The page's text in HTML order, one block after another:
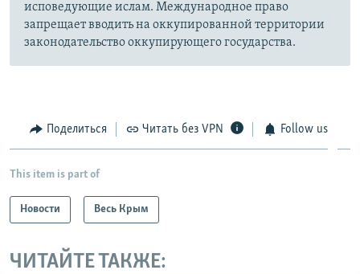
исповедующие ислам. Международное право
запрещает вводить на оккупированной территории
законодательство оккупирующего государства.
Поделиться Читать без VPN Follow us
This item is part of
Новости Весь Крым
ЧИТАЙТЕ ТАКЖЕ: